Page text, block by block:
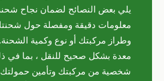
معلومات دقيقة ومفصلة حول
معدة بشكل صحيح للنقل ، بما في